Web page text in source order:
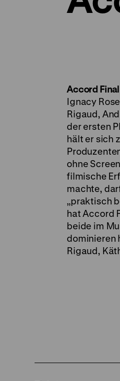
Accord Final
Ignacy
Rigaud,
der ersten
hält er sich
ohne
filmische
machte,
„praktisch
hat Accord
beide im
dominieren
Rigaud,